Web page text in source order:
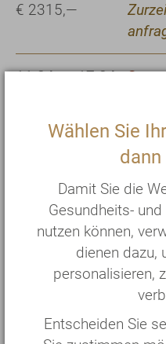
Wählen Sie
dann
Damit Sie die
Gesundheits-
nutzen können,
dienen dazu,
personalisieren,
Entscheiden Sie
€ 2315,—
11.04. — 17.04.
€ 1985,—
7 Tage
€ 2315,—
Petra
und
21.05. — 28.05.
7 Tage
Silva